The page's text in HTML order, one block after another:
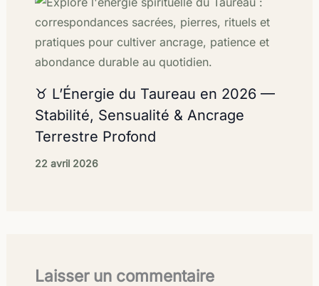
♉ L’Énergie du Taureau en 2026 —
Stabilité, Sensualité & Ancrage
Terrestre Profond
22 avril 2026
Laisser un commentaire